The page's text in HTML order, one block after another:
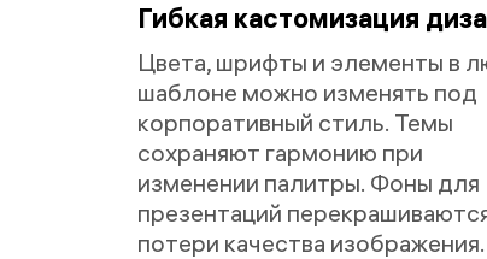
Гибкая кастомизация
Цвета, шрифты и элементы в
шаблоне можно изменять под
корпоративный стиль. Темы
сохраняют гармонию при
изменении палитры. Фоны для
презентаций
потери качества изображения.